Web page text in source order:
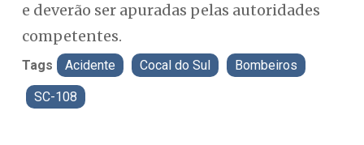
e deverão ser apuradas pelas autoridades
competentes.
Tags Acidente Cocal do Sul Bombeiros
SC-108